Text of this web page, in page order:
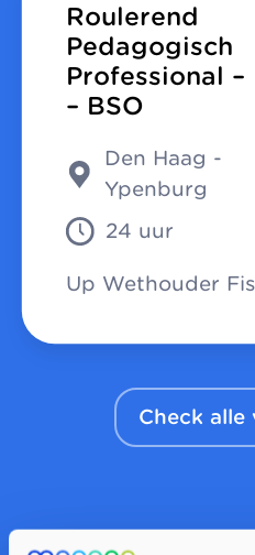
Roulerend
Pedagogisch
Professional –
– BSO
Den Haag -
Ypenburg
24 uur
Up Wethouder
Check alle